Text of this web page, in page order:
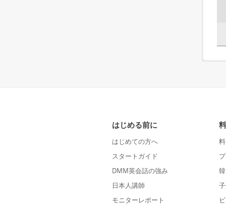
はじめる前に
はじめての方へ
スタートガイド
DMM英会話の強み
日本人講師
モニターレポート